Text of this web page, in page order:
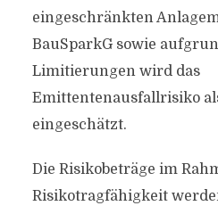
eingeschränkten
BauSparkG sowie
Limitierungen wird das
Emittentenausfallrisiko
eingeschätzt.
Die Risikobeträge im
Risikotragfähigkeit